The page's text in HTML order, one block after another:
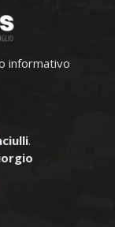
informativo
.